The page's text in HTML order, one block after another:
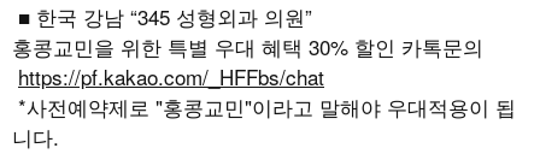
■ 한국 강남 “345 성형외과 의원”
홍콩교민을 위한 특별 우대 혜택 30% 할인 카톡문의
https://pf.kakao.com/_HFFbs/chat
*사전예약제로 "홍콩교민"이라고 말해야 우대적용이 됩
니다.